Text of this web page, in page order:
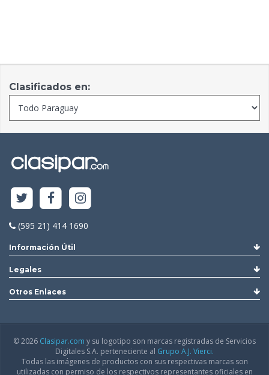
Clasificados en:
(595 21) 414 1690
Información Útil
Legales
Otros Enlaces
© 2026 Clasipar.com y su logotipo son marcas registradas de Servicios
Digitales S.A. perteneciente al Grupo A.J. Vierci.
Todas las imágenes de productos con sus respectivas marcas son
utilizadas con permiso de los respectivos representantes oficiales en